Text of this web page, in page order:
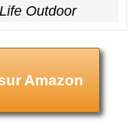
Outdoor
Amazon